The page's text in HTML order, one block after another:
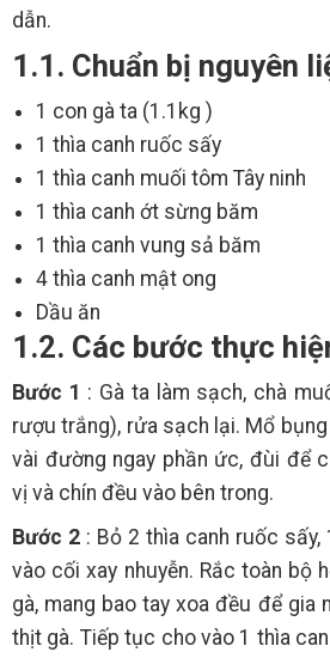
dẫn.
1.1. Chuẩn bị nguyên
1 con gà ta (1.1kg )
1 thìa canh ruốc sấy
1 thìa canh muối tôm Tây ninh
1 thìa canh ớt sừng băm
1 thìa canh vung sả băm
4 thìa canh mật ong
Dầu ăn
1.2. Các bước thực
Bước 1 : Gà ta làm sạch, chà
rượu trắng), rửa sạch lại. Mổ
vài đường ngay phần ức, đùi để
vị và chín đều vào bên trong.
Bước 2 : Bỏ 2 thìa canh ruốc
vào cối xay nhuyễn. Rắc toàn bộ
gà, mang bao tay xoa đều để gia
thịt gà. Tiếp tục cho vào 1 thìa